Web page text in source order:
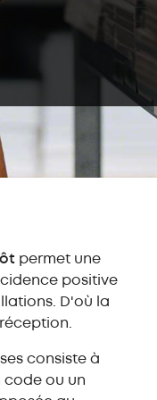
bacs
permet une
positive
D'où la
consiste à
code ou un